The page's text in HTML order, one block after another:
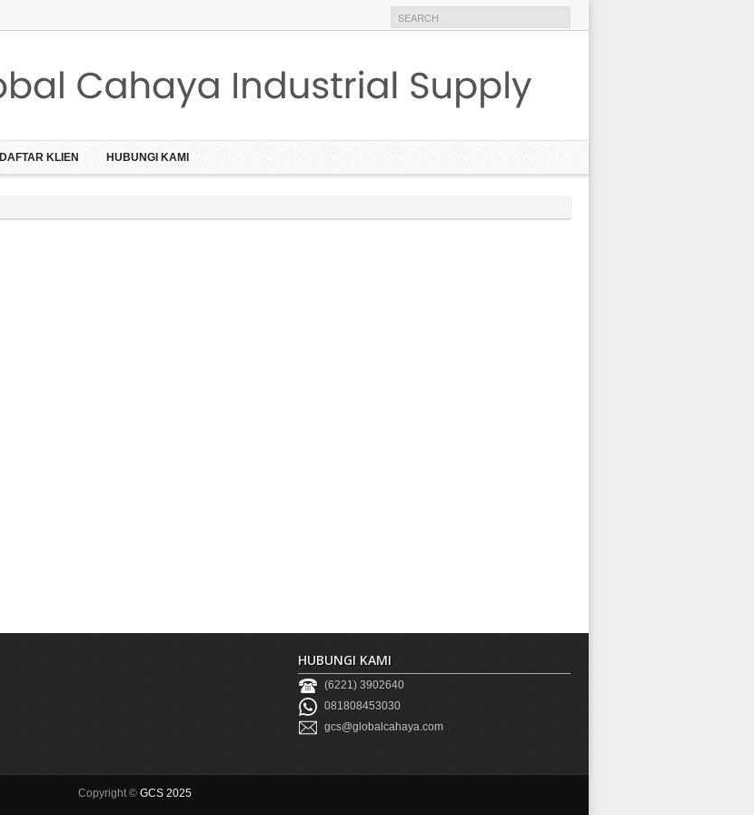
DAFTAR KLIEN HUBUNGI KAMI
HUBUNGI KAMI
(6221) 3902640
081808453030
gcs@globalcahaya.com
Copyright © GCS 2025